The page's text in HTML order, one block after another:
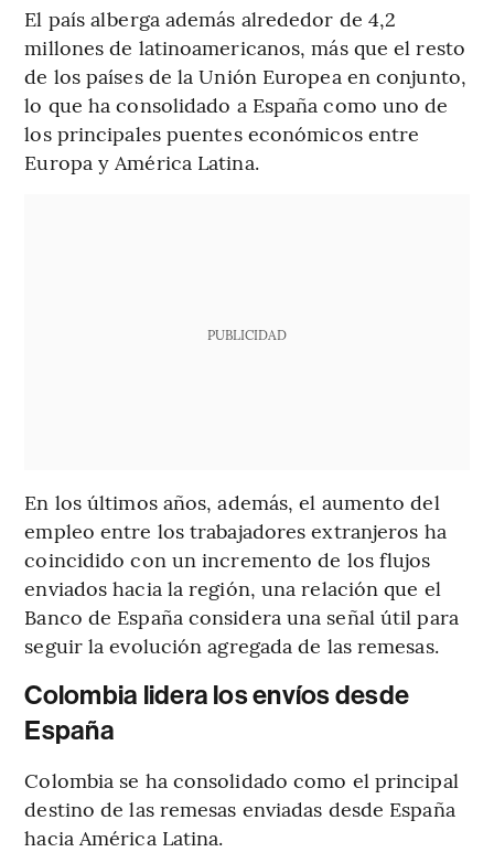
El país alberga además alrededor de 4,2
millones de latinoamericanos, más que el resto
de los países de la Unión Europea en conjunto,
lo que ha consolidado a España como uno de
los principales puentes económicos entre
Europa y América Latina.
PUBLICIDAD
En los últimos años, además, el aumento del
empleo entre los trabajadores extranjeros ha
coincidido con un incremento de los flujos
enviados hacia la región, una relación que el
Banco de España considera una señal útil para
seguir la evolución agregada de las remesas.
Colombia lidera los envíos desde
España
Colombia se ha consolidado como el principal
destino de las remesas enviadas desde España
hacia América Latina.